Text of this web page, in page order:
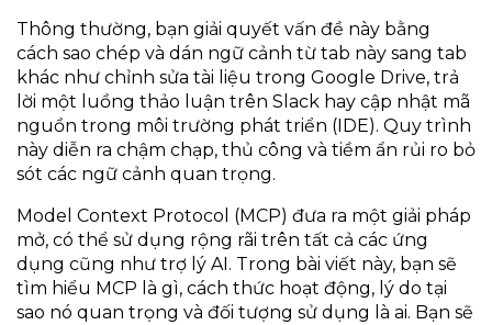
Thông thường, bạn giải quyết vấn đề này bằng
cách sao chép và dán ngữ cảnh từ tab này sang tab
khác như chỉnh sửa tài liệu trong Google Drive, trả
lời một luồng thảo luận trên Slack hay cập nhật mã
nguồn trong môi trường phát triển (IDE). Quy trình
này diễn ra chậm chạp, thủ công và tiềm ẩn rủi ro bỏ
sót các ngữ cảnh quan trọng.
Model Context Protocol (MCP) đưa ra một giải pháp
mở, có thể sử dụng rộng rãi trên tất cả các ứng
dụng cũng như trợ lý AI. Trong bài viết này, bạn sẽ
tìm hiểu MCP là gì, cách thức hoạt động, lý do tại
sao nó quan trọng và đối tượng sử dụng là ai. Bạn sẽ